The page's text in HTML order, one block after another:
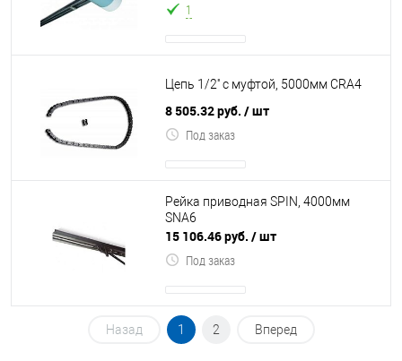
1
Цепь 1/2'' с муфтой, 5000мм CRA4
8 505.32 руб. / шт
Под заказ
Рейка приводная SPIN, 4000мм
SNA6
15 106.46 руб. / шт
Под заказ
Назад 1 2 Вперед